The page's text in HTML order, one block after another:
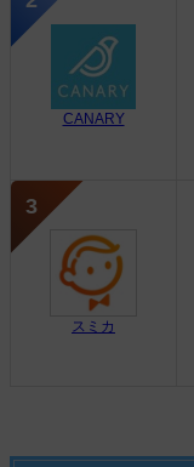
CANARY
スミカ